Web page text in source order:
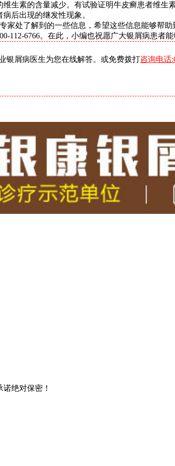
生素的含量减少。有试验证明牛皮癣患者维
后出现的继发性现象。
家处了解到的一些信息，希望这些信息能够帮
6766。在此，小编也祝愿广大银屑病患者能
业银屑病医生为您在线解答。或免费拨打咨询电话
绝对保密！